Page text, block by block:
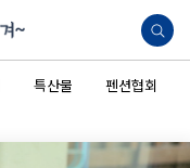
특산물 펜션협회